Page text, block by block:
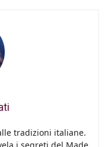
tradizioni italiane.
i segreti del Made